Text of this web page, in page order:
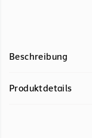
Beschreibung
Produktdetails